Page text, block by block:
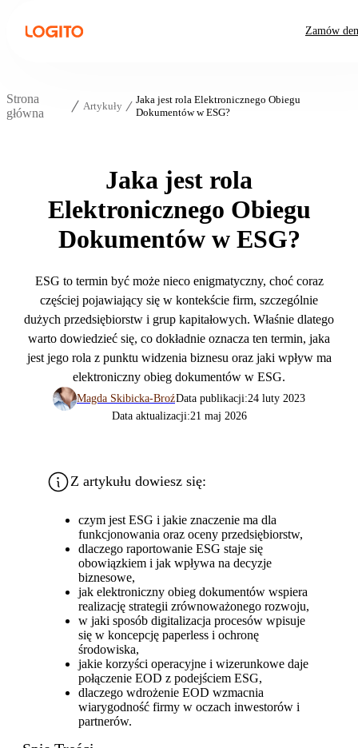
Zamów
Strona
główna
Artykuły
Jaka jest rola Elektronicznego Obiegu
Dokumentów w ESG?
Jaka jest rola
Elektronicznego Obiegu
Dokumentów w ESG?
ESG to termin być może nieco enigmatyczny, choć coraz
częściej pojawiający się w kontekście firm, szczególnie
dużych przedsiębiorstw i grup kapitałowych. Właśnie dlatego
warto dowiedzieć się, co dokładnie oznacza ten termin, jaka
jest jego rola z punktu widzenia biznesu oraz jaki wpływ ma
elektroniczny obieg dokumentów w ESG.
Magda Skibicka-BroźData publikacji:24 luty 2023
Data aktualizacji:21 maj 2026
Z artykułu dowiesz się:
czym jest ESG i jakie znaczenie ma dla
funkcjonowania oraz oceny przedsiębiorstw,
dlaczego raportowanie ESG staje się
obowiązkiem i jak wpływa na decyzje
biznesowe,
jak elektroniczny obieg dokumentów wspiera
realizację strategii zrównoważonego rozwoju,
w jaki sposób digitalizacja procesów wpisuje
się w koncepcję paperless i ochronę
środowiska,
jakie korzyści operacyjne i wizerunkowe daje
połączenie EOD z podejściem ESG,
dlaczego wdrożenie EOD wzmacnia
wiarygodność firmy w oczach inwestorów i
partnerów.